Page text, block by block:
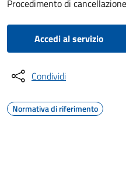
Procedimento di
Accedi al servizio
Condividi
Normativa di riferimento